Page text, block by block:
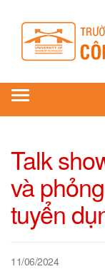
Toggle
Talk
và
tuyển
11/06/2024